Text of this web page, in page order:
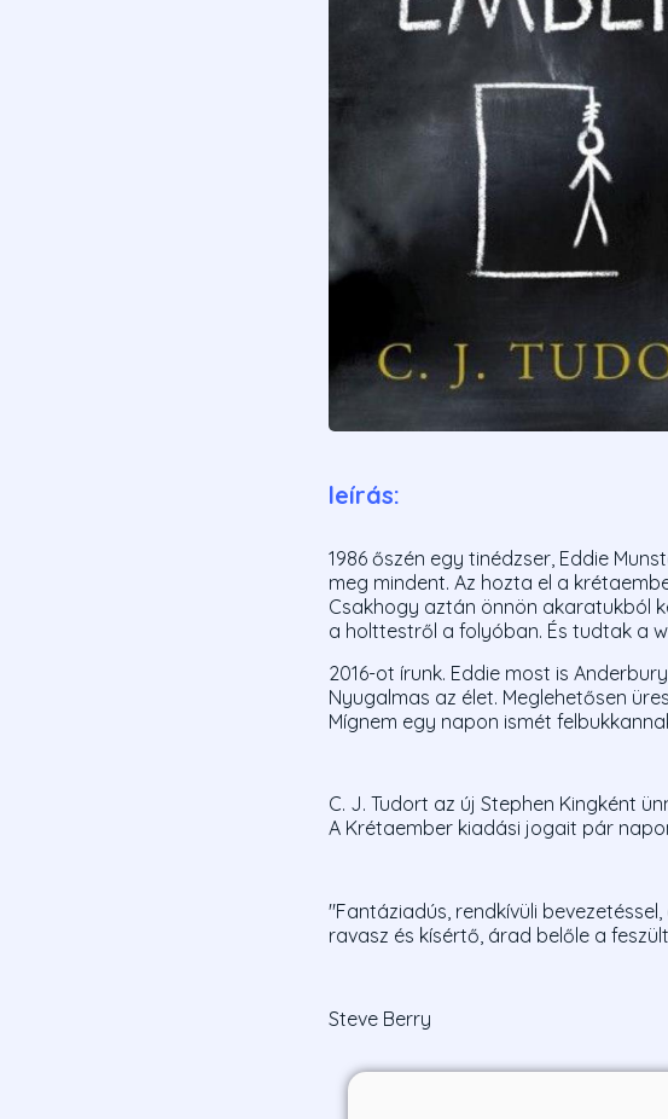
leírás:
1986 őszén egy tinédzser, Eddie
meg mindent. Az hozta el a
Csakhogy aztán önnön akaratukból
a holttestről a folyóban. És tudtak a
2016-ot írunk. Eddie most is
Nyugalmas az élet. Meglehetősen
Mígnem egy napon ismét
C. J. Tudort az új Stephen Kingként
A Krétaember kiadási jogait pár
"Fantáziadús, rendkívüli
ravasz és kísértő, árad belőle a
Steve Berry